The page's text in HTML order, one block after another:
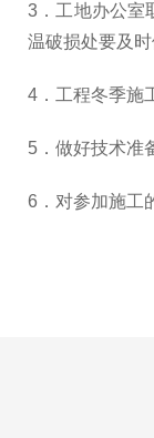
3．工地办公室
温破损处要及时
4．工程冬季施
5．做好技术准
6．对参加施工